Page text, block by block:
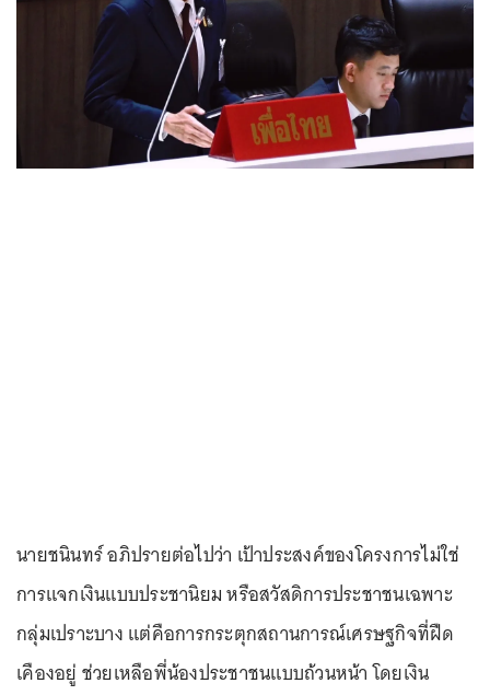
นายชนินทร์ อภิปรายต่อไปว่า เป้าประสงค์ของโครงการไม่ใช่
การแจกเงินแบบประชานิยม หรือสวัสดิการประชาชนเฉพาะ
กลุ่มเปราะบาง แต่คือการกระตุกสถานการณ์เศรษฐกิจที่ฝืด
เคืองอยู่ ช่วยเหลือพี่น้องประชาชนแบบถ้วนหน้า โดยเงิน